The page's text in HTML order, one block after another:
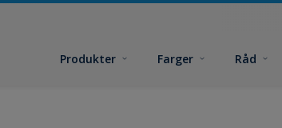
Produkter Farger Råd